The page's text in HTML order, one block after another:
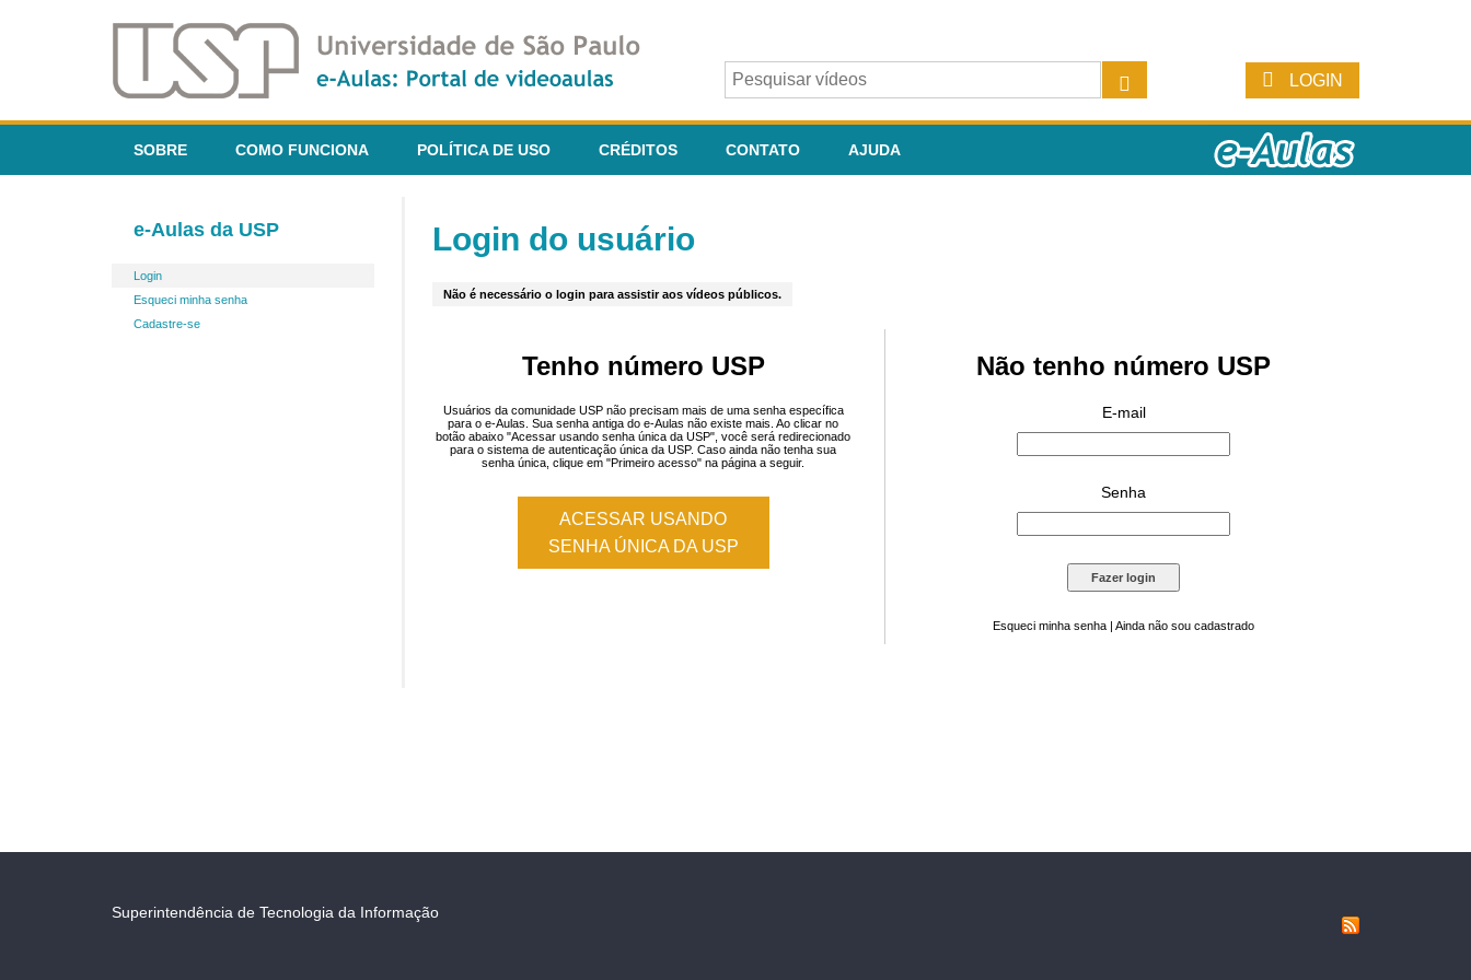
LOGIN
SOBRE COMO FUNCIONA POLÍTICA DE USO CRÉDITOS CONTATO AJUDA
e-Aulas da USP
Login
Esqueci minha senha
Cadastre-se
Login do usuário
Não é necessário o login para assistir aos vídeos públicos.
Tenho número USP
Usuários da comunidade USP não precisam mais de uma senha específica
para o e-Aulas. Sua senha antiga do e-Aulas não existe mais. Ao clicar no
botão abaixo "Acessar usando senha única da USP", você será redirecionado
para o sistema de autenticação única da USP. Caso ainda não tenha sua
senha única, clique em "Primeiro acesso" na página a seguir.
ACESSAR USANDO
SENHA ÚNICA DA USP
Não tenho número USP
E-mail
Senha
Esqueci minha senha | Ainda não sou cadastrado
Superintendência de Tecnologia da Informação